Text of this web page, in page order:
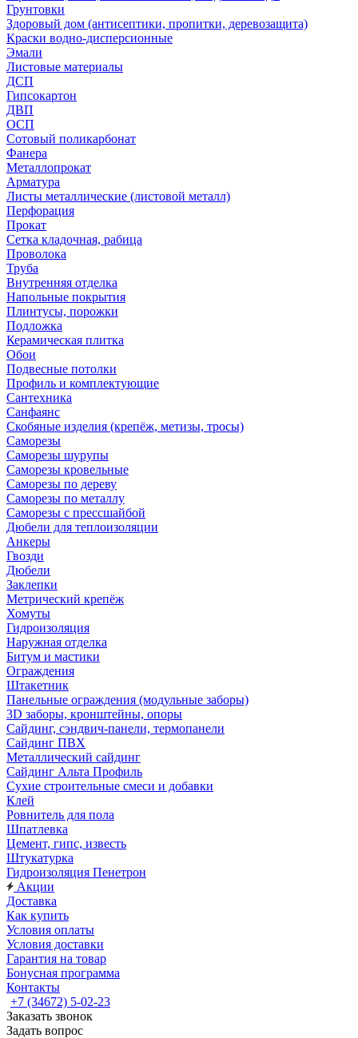
Грунтовки
Здоровый дом (антисептики, пропитки, деревозащита)
Краски водно-дисперсионные
Эмали
Листовые материалы
ДСП
Гипсокартон
ДВП
ОСП
Сотовый поликарбонат
Фанера
Металлопрокат
Арматура
Листы металлические (листовой металл)
Перфорация
Прокат
Сетка кладочная, рабица
Проволока
Труба
Внутренняя отделка
Напольные покрытия
Плинтусы, порожки
Подложка
Керамическая плитка
Обои
Подвесные потолки
Профиль и комплектующие
Сантехника
Санфаянс
Скобяные изделия (крепёж, метизы, тросы)
Саморезы
Саморезы шурупы
Саморезы кровельные
Саморезы по дереву
Саморезы по металлу
Саморезы с прессшайбой
Дюбели для теплоизоляции
Анкеры
Гвозди
Дюбели
Заклепки
Метрический крепёж
Хомуты
Гидроизоляция
Наружная отделка
Битум и мастики
Ограждения
Штакетник
Панельные ограждения (модульные заборы)
3D заборы, кронштейны, опоры
Cайдинг, сэндвич-панели, термопанели
Сайдинг ПВХ
Металлический сайдинг
Сайдинг Альта Профиль
Сухие строительные смеси и добавки
Клей
Ровнитель для пола
Шпатлевка
Цемент, гипс, известь
Штукатурка
Гидроизоляция Пенетрон
Акции
Доставка
Как купить
Условия оплаты
Условия доставки
Гарантия на товар
Бонусная программа
Контакты
+7 (34672) 5-02-23
Заказать звонок
Задать вопрос